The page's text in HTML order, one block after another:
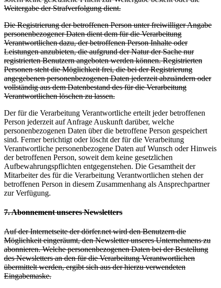
Weitergabe der Strafverfolgung dient.
Die Registrierung der betroffenen Person unter freiwilliger Angabe
personenbezogener Daten dient dem für die Verarbeitung
Verantwortlichen dazu, der betroffenen Person Inhalte oder
Leistungen anzubieten, die aufgrund der Natur der Sache nur
registrierten Benutzern angeboten werden können. Registrierten
Personen steht die Möglichkeit frei, die bei der Registrierung
angegebenen personenbezogenen Daten jederzeit abzuändern oder
vollständig aus dem Datenbestand des für die Verarbeitung
Verantwortlichen löschen zu lassen.
Der für die Verarbeitung Verantwortliche erteilt jeder betroffenen
Person jederzeit auf Anfrage Auskunft darüber, welche
personenbezogenen Daten über die betroffene Person gespeichert
sind. Ferner berichtigt oder löscht der für die Verarbeitung
Verantwortliche personenbezogene Daten auf Wunsch oder Hinweis
der betroffenen Person, soweit dem keine gesetzlichen
Aufbewahrungspflichten entgegenstehen. Die Gesamtheit der
Mitarbeiter des für die Verarbeitung Verantwortlichen stehen der
betroffenen Person in diesem Zusammenhang als Ansprechpartner
zur Verfügung.
7. Abonnement unseres Newsletters
Auf der Internetseite der dörfer.net wird den Benutzern die
Möglichkeit eingeräumt, den Newsletter unseres Unternehmens zu
abonnieren. Welche personenbezogenen Daten bei der Bestellung
des Newsletters an den für die Verarbeitung Verantwortlichen
übermittelt werden, ergibt sich aus der hierzu verwendeten
Eingabemaske.